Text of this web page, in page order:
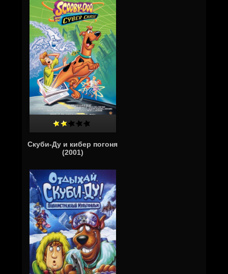
Скуби-Ду и кибер погоня
(2001)